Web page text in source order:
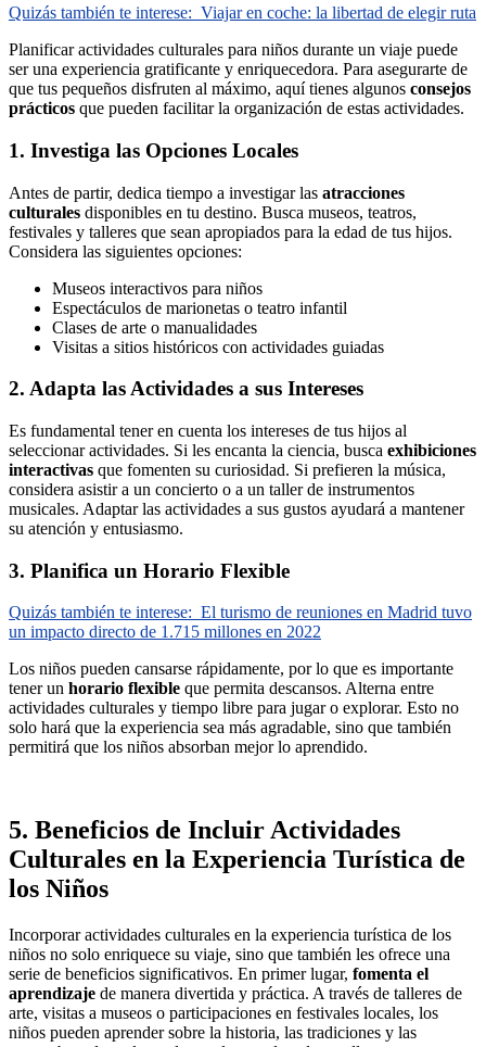
Quizás también te interese: Viajar en coche: la libertad de elegir ruta
Planificar actividades culturales para niños durante un viaje puede
ser una experiencia gratificante y enriquecedora. Para asegurarte de
que tus pequeños disfruten al máximo, aquí tienes algunos consejos
prácticos que pueden facilitar la organización de estas actividades.
1. Investiga las Opciones Locales
Antes de partir, dedica tiempo a investigar las atracciones
culturales disponibles en tu destino. Busca museos, teatros,
festivales y talleres que sean apropiados para la edad de tus hijos.
Considera las siguientes opciones:
Museos interactivos para niños
Espectáculos de marionetas o teatro infantil
Clases de arte o manualidades
Visitas a sitios históricos con actividades guiadas
2. Adapta las Actividades a sus Intereses
Es fundamental tener en cuenta los intereses de tus hijos al
seleccionar actividades. Si les encanta la ciencia, busca exhibiciones
interactivas que fomenten su curiosidad. Si prefieren la música,
considera asistir a un concierto o a un taller de instrumentos
musicales. Adaptar las actividades a sus gustos ayudará a mantener
su atención y entusiasmo.
3. Planifica un Horario Flexible
Quizás también te interese: El turismo de reuniones en Madrid tuvo
un impacto directo de 1.715 millones en 2022
Los niños pueden cansarse rápidamente, por lo que es importante
tener un horario flexible que permita descansos. Alterna entre
actividades culturales y tiempo libre para jugar o explorar. Esto no
solo hará que la experiencia sea más agradable, sino que también
permitirá que los niños absorban mejor lo aprendido.
5. Beneficios de Incluir Actividades
Culturales en la Experiencia Turística de
los Niños
Incorporar actividades culturales en la experiencia turística de los
niños no solo enriquece su viaje, sino que también les ofrece una
serie de beneficios significativos. En primer lugar, fomenta el
aprendizaje de manera divertida y práctica. A través de talleres de
arte, visitas a museos o participaciones en festivales locales, los
niños pueden aprender sobre la historia, las tradiciones y las